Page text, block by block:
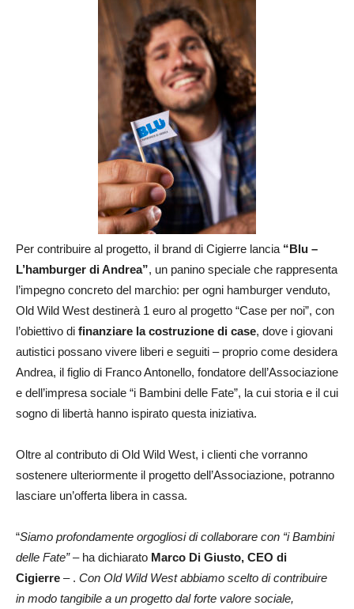
Per contribuire al progetto, il brand di Cigierre lancia “Blu –
L’hamburger di Andrea”, un panino speciale che rappresenta
l’impegno concreto del marchio: per ogni hamburger venduto,
Old Wild West destinerà 1 euro al progetto “Case per noi”, con
l’obiettivo di finanziare la costruzione di case, dove i giovani
autistici possano vivere liberi e seguiti – proprio come desidera
Andrea, il figlio di Franco Antonello, fondatore dell’Associazione
e dell’impresa sociale “i Bambini delle Fate”, la cui storia e il cui
sogno di libertà hanno ispirato questa iniziativa.
Oltre al contributo di Old Wild West, i clienti che vorranno
sostenere ulteriormente il progetto dell’Associazione, potranno
lasciare un’offerta libera in cassa.
“Siamo profondamente orgogliosi di collaborare con “i Bambini
delle Fate”– ha dichiarato Marco Di Giusto, CEO di
Cigierre – . Con Old Wild West abbiamo scelto di contribuire
in modo tangibile a un progetto dal forte valore sociale,